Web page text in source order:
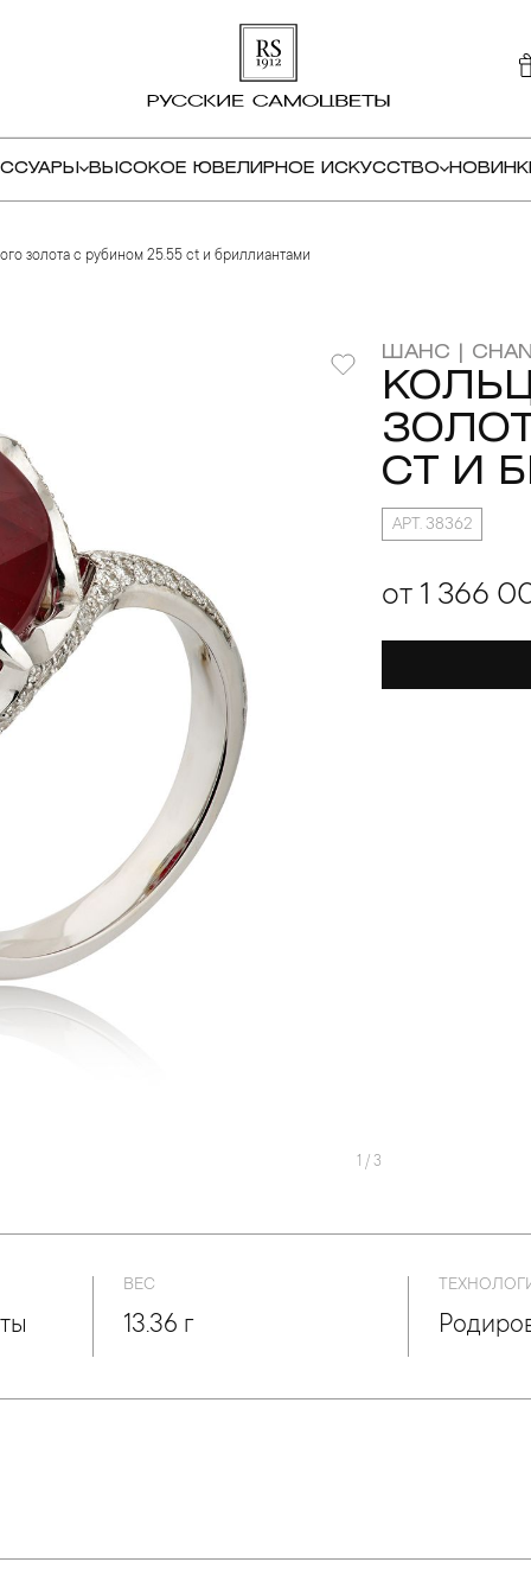
ВЫСОКОЕ ЮВЕЛИРНОЕ ИСКУССТВО
золота с рубином 25.55 ct и бриллиантами
1 / 3
ШАНС |
CT И
АРТ. 38362
от 1 366
ВЕС
13.36 г